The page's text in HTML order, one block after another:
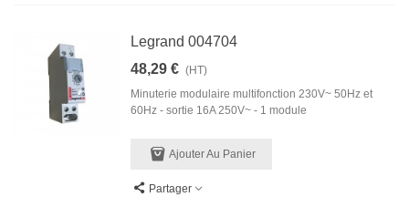
Legrand 004704
48,29 € (HT)
Minuterie modulaire multifonction 230V~ 50Hz et
60Hz - sortie 16A 250V~ - 1 module
Ajouter Au Panier
Partager